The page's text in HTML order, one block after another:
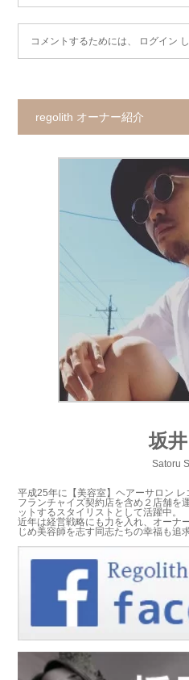
コメントするためには、 ログイン
regolith オーナー紹介
坂
Satoru
平成25年に【美容室】ヘアーサロン レ
フランチャイズ契約店を含め２店舗を
ットするスタイリストとして活躍中。
近年は経営戦略にも力を入れ、オーナ
じめ美容師を志す同志たちの幸福も追